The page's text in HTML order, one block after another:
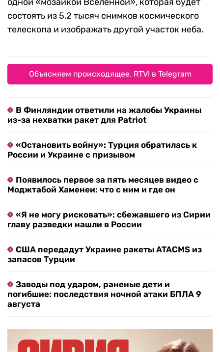
состоять из 5,2 тысяч снимков космического
телескопа и изображать другой участок неба.
Объясняем происходящее. RTVI в Telegram
В Финляндии ответили на жалобы Украины
из-за нехватки ракет для Patriot
«Остановить войну»: Турция обратилась к
России и Украине с призывом
Появилось первое за пять месяцев видео с
Моджтабой Хаменеи: что с ним и где он
«Я не могу рисковать»: сбежавшего из Сирии
главу разведки нашли в России
США передадут Украине ракеты ATACMS из
запасов Турции
Заводы под ударом, раненые дети и
погибшие: последствия ночной атаки БПЛА 9
августа